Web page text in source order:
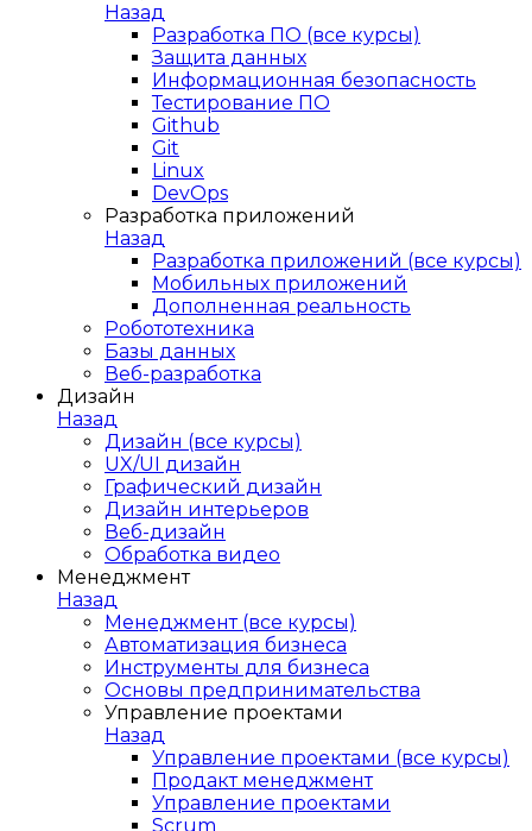
Назад
Разработка ПО (все курсы)
Защита данных
Информационная безопасность
Тестирование ПО
Github
Git
Linux
DevOps
Разработка приложений
Назад
Разработка приложений (все курсы)
Мобильных приложений
Дополненная реальность
Робототехника
Базы данных
Веб-разработка
Дизайн
Назад
Дизайн (все курсы)
UX/UI дизайн
Графический дизайн
Дизайн интерьеров
Веб-дизайн
Обработка видео
Менеджмент
Назад
Менеджмент (все курсы)
Автоматизация бизнеса
Инструменты для бизнеса
Основы предпринимательства
Управление проектами
Назад
Управление проектами (все курсы)
Продакт менеджмент
Управление проектами
Scrum